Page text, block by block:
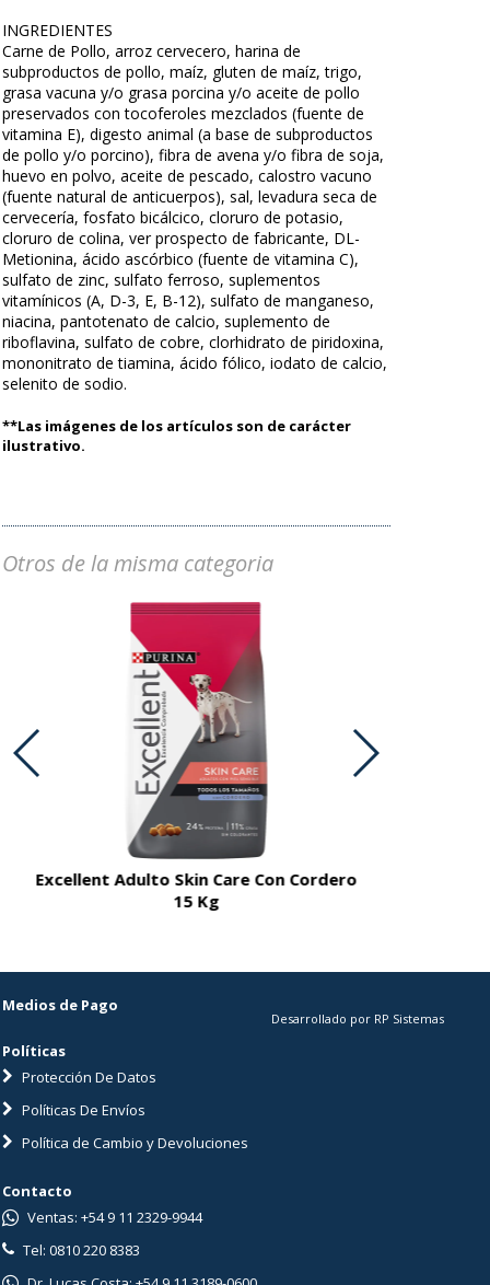
INGREDIENTES
Carne de Pollo, arroz cervecero, harina de
subproductos de pollo, maíz, gluten de maíz, trigo,
grasa vacuna y/o grasa porcina y/o aceite de pollo
preservados con tocoferoles mezclados (fuente de
vitamina E), digesto animal (a base de subproductos
de pollo y/o porcino), fibra de avena y/o fibra de soja,
huevo en polvo, aceite de pescado, calostro vacuno
(fuente natural de anticuerpos), sal, levadura seca de
cervecería, fosfato bicálcico, cloruro de potasio,
cloruro de colina, ver prospecto de fabricante, DL-
Metionina, ácido ascórbico (fuente de vitamina C),
sulfato de zinc, sulfato ferroso, suplementos
vitamínicos (A, D-3, E, B-12), sulfato de manganeso,
niacina, pantotenato de calcio, suplemento de
riboflavina, sulfato de cobre, clorhidrato de piridoxina,
mononitrato de tiamina, ácido fólico, iodato de calcio,
selenito de sodio.
**Las imágenes de los artículos son de carácter
ilustrativo.
Otros de la misma categoria
Excellent Adulto Skin Care Con Cordero
15 Kg
Medios de Pago
Políticas
Protección De Datos
Políticas De Envíos
Política de Cambio y Devoluciones
Desarrollado por RP Sistemas
Contacto
Ventas: +54 9 11 2329-9944
Tel: 0810 220 8383